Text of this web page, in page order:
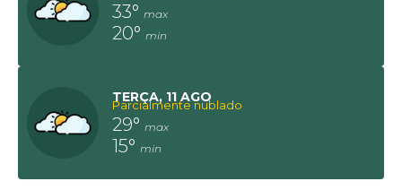
33°
20°
TERÇA 11 AGO
Parcialmente nublado
29°
15°